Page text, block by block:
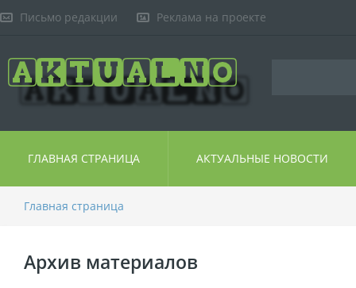
Письмо редакции Реклама на проекте
ГЛАВНАЯ СТРАНИЦА АКТУАЛЬНЫЕ НОВОСТИ
Главная страница
Архив материалов